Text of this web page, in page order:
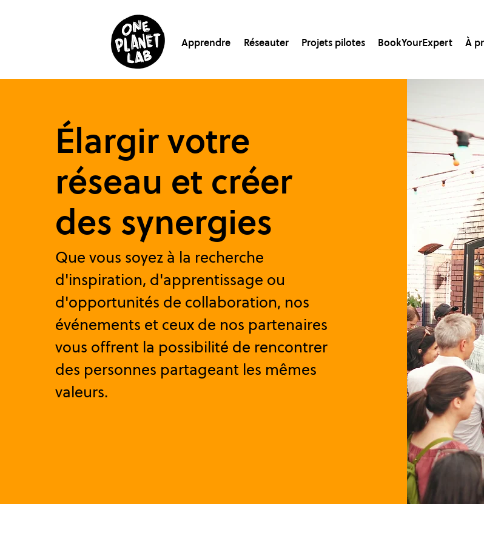
Apprendre Réseauter Projets pilotes BookYourExpert À
Élargir votre
réseau et créer
des synergies
Que vous soyez à la recherche
d'inspiration, d'apprentissage ou
d'opportunités de collaboration, nos
événements et ceux de nos partenaires
vous offrent la possibilité de rencontrer
des personnes partageant les mêmes
valeurs.